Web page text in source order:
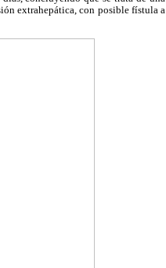
extrahepática, con posible fístula a